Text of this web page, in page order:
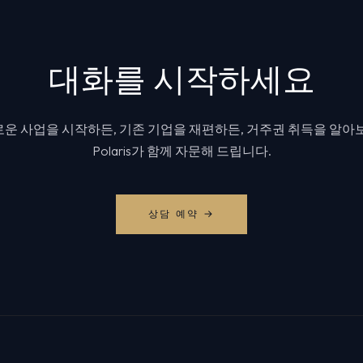
대화를 시작하세요
운 사업을 시작하든, 기존 기업을 재편하든, 거주권 취득을 알아
Polaris가 함께 자문해 드립니다.
상담 예약 →